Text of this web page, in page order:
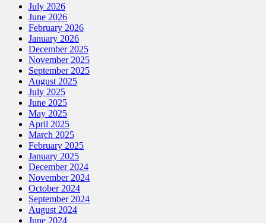
July 2026
June 2026
February 2026
January 2026
December 2025
November 2025
September 2025
August 2025
July 2025
June 2025
May 2025
April 2025
March 2025
February 2025
January 2025
December 2024
November 2024
October 2024
September 2024
August 2024
June 2024